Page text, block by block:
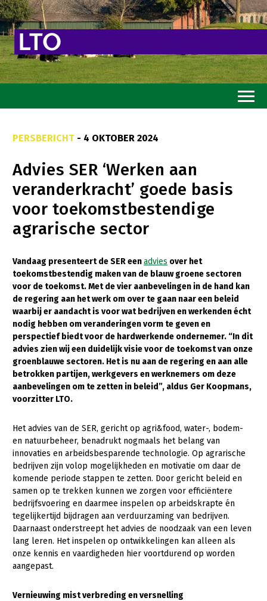
Goed eten
Mooi groen
Sterk ondernemerschap
Transitiepaden
Thema’s
Gezonde planten
Gezonde dieren
Natuur, klimaat en energie
Bodem en water
Platteland en omgeving
Mens, ondernemerschap en onderwijs
Sectoren
Dier
Biologische Landbouw
Geitenhouderij
Kalverhouderij
Konijnenhouderij
Paardenhouderij
Plant
Akkerbouw
Biologische Landbouw
Bollenteelt
Fruitteelt
Multifunctionele landbouw
Multifunctioneel
Vrouw en Bedrijf
Onderwerpen
Nieuws
PERSBERICHT - 4 OKTOBER 2024
Advies SER ‘Werken aan
veranderkracht’ goede basis
voor toekomstbestendige
agrarische sector
Vandaag presenteert de SER eenadvies over het
toekomstbestendig maken van de blauw groene sectoren
voor de toekomst. Met de vier aanbevelingen in de hand kan
de regering aan het werk om over te gaan naar een beleid
waarbij er aandacht is voor wat bedrijven en werkenden écht
nodig hebben om veranderingen vorm te geven en
perspectief biedt voor de hardwerkende ondernemer. “In dit
advies zien wij een duidelijk visie voor de toekomst van onze
groenblauwe sectoren. Het is nu aan de regering en aan alle
betrokken partijen, werkgevers en werknemers om deze
aanbevelingen om te zetten in beleid”, aldus Ger Koopmans,
voorzitter LTO.
Het advies van de SER, gericht op agri&food, water-, bodem-
en natuurbeheer, benadrukt nogmaals het belang van
innovaties en arbeidsbesparende technologie. Op agrarische
bedrijven zijn volop mogelijkheden en motivatie om daar de
komende periode stappen te zetten. Door gericht beleid en
samen op te trekken kunnen we zorgen voor efficiëntere
bedrijfsvoering en daarmee inspelen op arbeidskrapte én
tegelijkertijd bijdragen aan verduurzaming van bedrijven.
Daarnaast onderstreept het advies de noodzaak van een leven
lang leren. Het inspelen op ontwikkelingen kan alleen als
onze kennis en vaardigheden hier voortdurend op worden
aangepast.
Vernieuwing mist verbreding en versnelling